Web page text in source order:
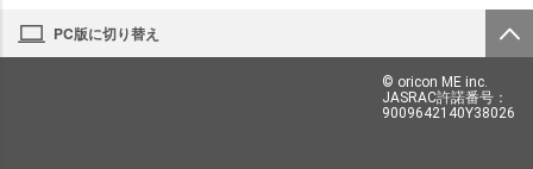
PC版に切り替え
© oricon ME inc.
JASRAC許諾番号：
9009642140Y38026